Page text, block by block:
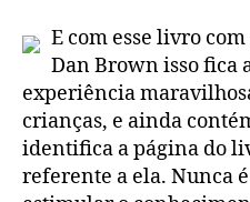
E com esse livro
Dan Brown isso fica
experiência
crianças, e ainda
identifica a página do
referente a ela. Nunca